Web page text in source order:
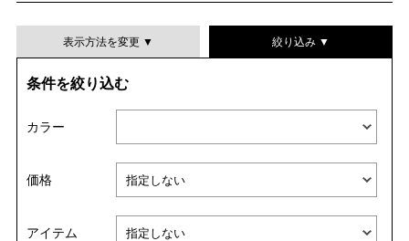
表示方法を変更 ▼
並び替える
絞り込み ▼
条件を絞り込む
カラー
価格
アイテム